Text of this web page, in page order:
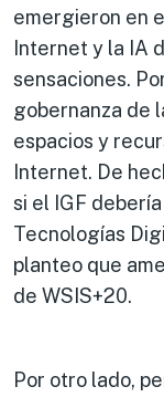
emergieron en
Internet y la IA
sensaciones.
gobernanza de
espacios y
Internet. De
si el IGF
Tecnologías
planteo que
de WSIS+20.
Por otro lado,